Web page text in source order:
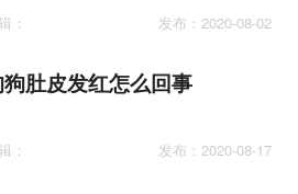
： 发布：2020-08-02
肚皮发红怎么回事
： 发布：2020-08-17